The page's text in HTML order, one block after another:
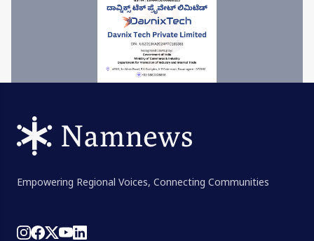
Empowering Regional Voices, Connecting Communities